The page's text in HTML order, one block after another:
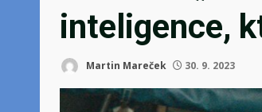
inteligence,
Martin Mareček 30. 9. 2023